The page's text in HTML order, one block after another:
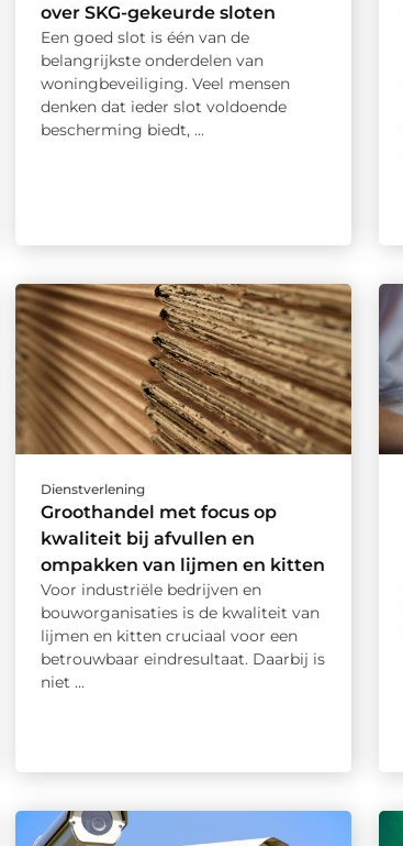
over SKG-gekeurde sloten
Een goed slot is één van de
belangrijkste onderdelen van
woningbeveiliging. Veel mensen
denken dat ieder slot voldoende
bescherming biedt, ...
Dienstverlening
Groothandel met focus op
kwaliteit bij afvullen en
ompakken van lijmen en kitten
Voor industriële bedrijven en
bouworganisaties is de kwaliteit van
lijmen en kitten cruciaal voor een
betrouwbaar eindresultaat. Daarbij is
niet ...